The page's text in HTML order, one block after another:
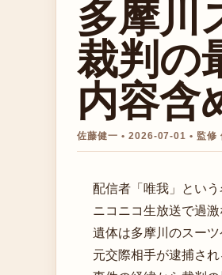
多摩川
裁判の
内容含
佐藤健一 • 2026-07-01 • 監修
配信者「唯我」とい
ニコニコ生放送で過
遺体は多摩川のスーツ
元交際相手が逮捕さ